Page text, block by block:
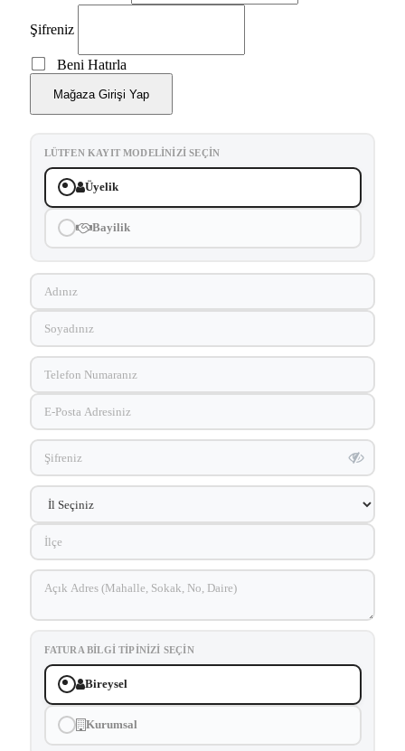
Şifreniz
Beni Hatırla
Mağaza Girişi Yap
LÜTFEN KAYIT MODELINIZI SEÇIN
Üyelik
Bayilik
FATURA BILGI TIPINIZI SEÇIN
Bireysel
Kurumsal